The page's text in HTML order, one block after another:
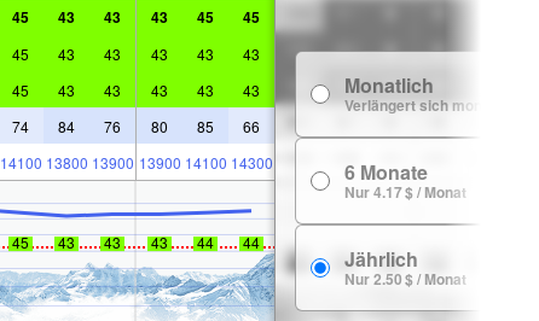
45 43 43 43 45 45
45 43 43 43 43 43
45 43 43 43 43 43
74 84 76 80 85 66
14100 13800 13900 13900 14100 14300
45 43 43 43 44 44
Monatlich
Verlängert sich monatlich
6 Monate
Nur 4.17 $ / Monat
Jährlich
Nur 2.50 $ / Monat